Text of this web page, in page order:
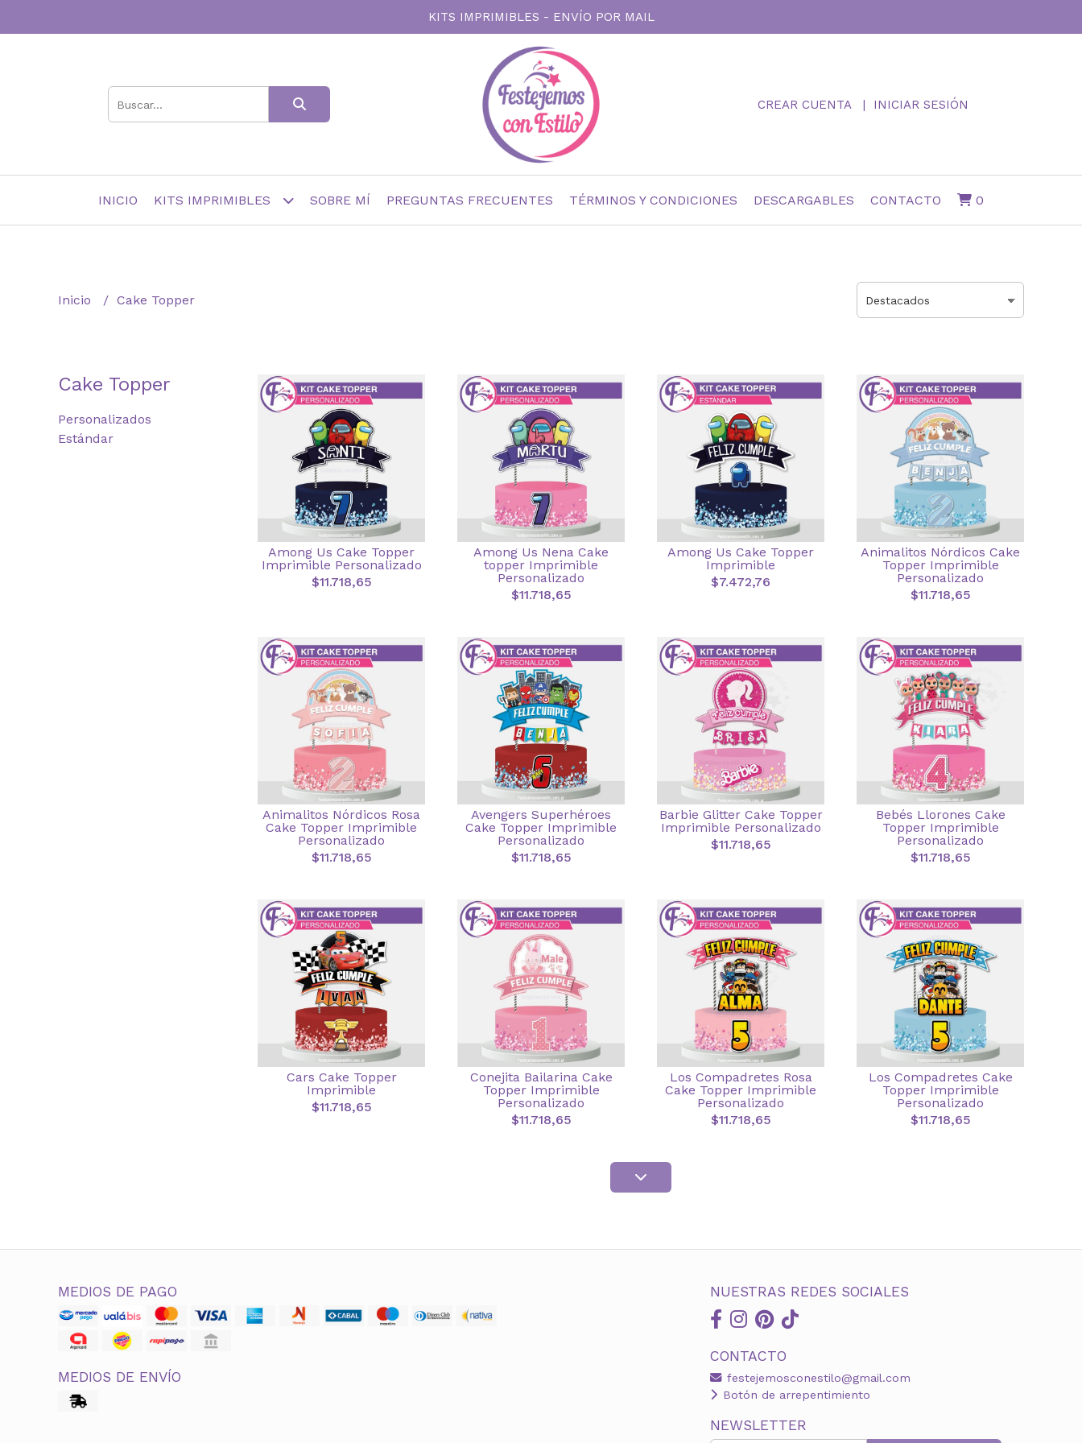
KITS IMPRIMIBLES - ENVÍO POR MAIL
CREAR CUENTA INICIAR SESIÓN
INICIO KITS IMPRIMIBLES SOBRE MÍ PREGUNTAS FRECUENTES TÉRMINOS Y CONDICIONES DESCARGABLES CONTACTO 0
Inicio Cake Topper
Cake Topper
Personalizados
Estándar
Among Us Cake Topper
Imprimible Personalizado
$11.718,65
Among Us Nena Cake
topper Imprimible
Personalizado
$11.718,65
Among Us Cake Topper
Imprimible
$7.472,76
Animalitos Nórdicos Cake
Topper Imprimible
Personalizado
$11.718,65
Animalitos Nórdicos Rosa
Cake Topper Imprimible
Personalizado
$11.718,65
Avengers Superhéroes
Cake Topper Imprimible
Personalizado
$11.718,65
Barbie Glitter Cake Topper
Imprimible Personalizado
$11.718,65
Bebés Llorones Cake
Topper Imprimible
Personalizado
$11.718,65
Cars Cake Topper
Imprimible
$11.718,65
Conejita Bailarina Cake
Topper Imprimible
Personalizado
$11.718,65
Los Compadretes Rosa
Cake Topper Imprimible
Personalizado
$11.718,65
Los Compadretes Cake
Topper Imprimible
Personalizado
$11.718,65
MEDIOS DE PAGO
MEDIOS DE ENVÍO
NUESTRAS REDES SOCIALES
CONTACTO
festejemosconestilo@gmail.com
Botón de arrepentimiento
NEWSLETTER